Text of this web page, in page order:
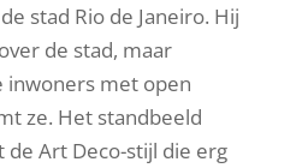
stad Rio de Janeiro. Hij
de stad, maar
met open
ze. Het standbeeld
Art Deco-stijl die erg